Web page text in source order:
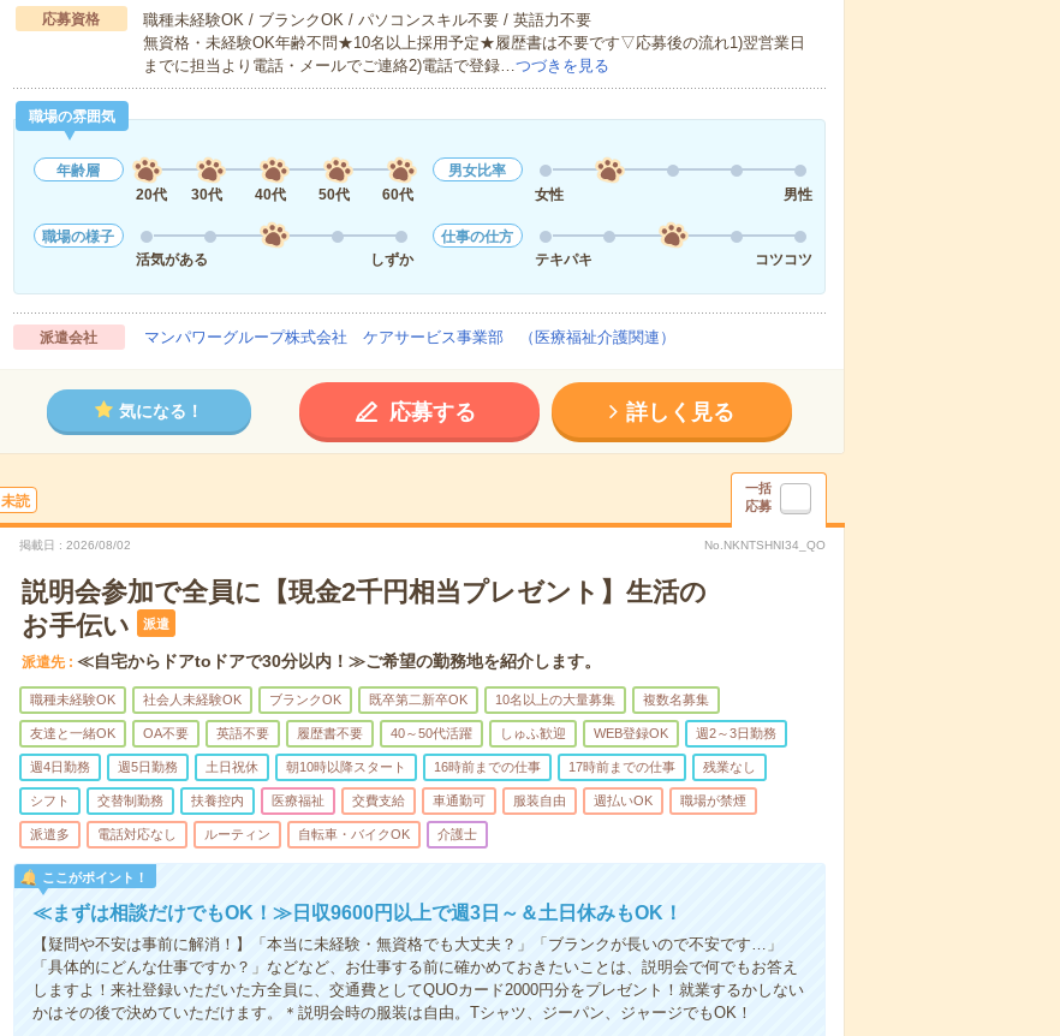
応募資格
職種未経験OK / ブランクOK / パソコンスキル不要 / 英語力不要
無資格・未経験OK年齢不問★10名以上採用予定★履歴書は不要です▽応募後の流れ1)翌営業日
までに担当より電話・メールでご連絡2)電話で登録…つづきを見る
職場の雰囲気
年齢層
20代
30代 40代 50代 60代
男女比率
女性
男性
職場の様子
活気がある
しずか
仕事の仕方
テキパキ
コツコツ
派遣会社 マンパワーグループ株式会社 ケアサービス事業部 （医療福祉介護関連）
気になる！ 応募する 詳しく見る
未読
一括
応募
掲載日 2026/08/02 No.NKNTSHNI34_QO
説明会参加で全員に【現金2千円相当プレゼント】生活の
お手伝い
派遣
派遣先 ≪自宅からドアtoドアで30分以内！≫ご希望の勤務地を紹介します。
職種未経験OK 社会人未経験OK ブランクOK 既卒第二新卒OK 10名以上の大量募集 複数名募集
友達と一緒OK OA不要 英語不要 履歴書不要 40～50代活躍 しゅふ歓迎 WEB登録OK 週2～3日勤務
週4日勤務 週5日勤務 土日祝休 朝10時以降スタート 16時前までの仕事 17時前までの仕事 残業なし
シフト 交替制勤務 扶養控内 医療福祉 交費支給 車通勤可 服装自由 週払いOK 職場が禁煙
派遣多 電話対応なし ルーティン 自転車・バイクOK 介護士
ここがポイント！
≪まずは相談だけでもOK！≫日収9600円以上で週3日～＆土日休みもOK！
【疑問や不安は事前に解消！】「本当に未経験・無資格でも大丈夫？」「ブランクが長いので不安です…」
「具体的にどんな仕事ですか？」などなど、お仕事する前に確かめておきたいことは、説明会で何でもお答え
しますよ！来社登録いただいた方全員に、交通費としてQUOカード2000円分をプレゼント！就業するかしない
かはその後で決めていただけます。＊説明会時の服装は自由。Tシャツ、ジーパン、ジャージでもOK！